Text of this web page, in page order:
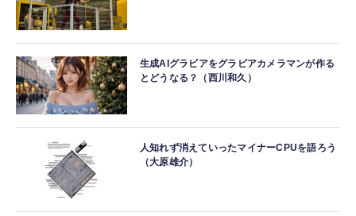
生成AIグラビアをグラビアカメラマンが作る
とどうなる？（西川和久）
人知れず消えていったマイナーCPUを語ろう
（大原雄介）